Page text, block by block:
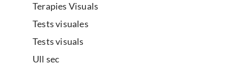
Terapies Visuals
Tests visuales
Tests visuals
Ull sec